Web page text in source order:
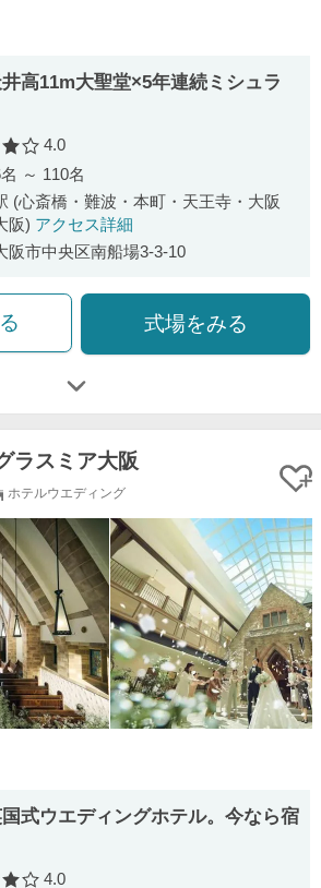
高11m大聖堂×5年連続ミシュラ
口コミ評価
4.0
～ 110名
(心斎橋・難波・本町・天王寺・大阪
阪) アクセス詳細
阪市中央区南船場3-3-10
式場をみる
ラスミア大阪
ホテルウエディング
式ウエディングホテル。今なら宿
4.0